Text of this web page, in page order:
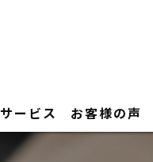
サービス お客様の声